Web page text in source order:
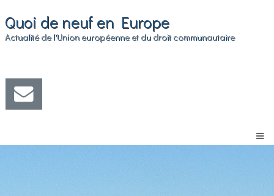
Quoi de neuf en Europe
Actualité de l'Union européenne et du droit communautaire